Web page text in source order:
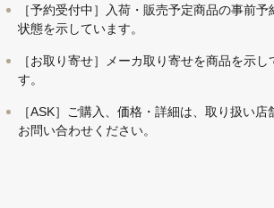
［予約受付中］入荷・販売予定商品の事前予
状態を示しています。
［お取り寄せ］メーカ取り寄せを商品を示し
す。
［ASK］ご購入、価格・詳細は、取り扱い店
お問い合わせください。